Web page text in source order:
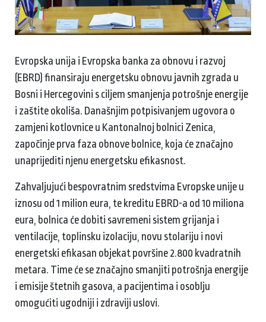
Evropska unija i Evropska banka za obnovu i razvoj
(EBRD) finansiraju energetsku obnovu javnih zgrada u
Bosni i Hercegovini s ciljem smanjenja potrošnje energije
i zaštite okoliša. Današnjim potpisivanjem ugovora o
zamjeni kotlovnice u Kantonalnoj bolnici Zenica,
započinje prva faza obnove bolnice, koja će značajno
unaprijediti njenu energetsku efikasnost.
Zahvaljujući bespovratnim sredstvima Evropske unije u
iznosu od 1 milion eura, te kreditu EBRD-a od 10 miliona
eura, bolnica će dobiti savremeni sistem grijanja i
ventilacije, toplinsku izolaciju, novu stolariju i novi
energetski efikasan objekat površine 2.800 kvadratnih
metara. Time će se značajno smanjiti potrošnja energije
i emisije štetnih gasova, a pacijentima i osoblju
omogućiti ugodniji i zdraviji uslovi.